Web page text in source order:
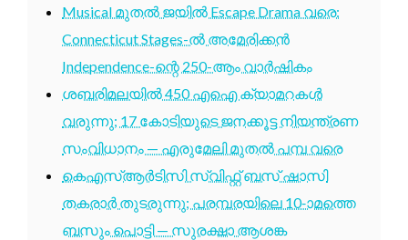
Musical മുതൽ ജയിൽ Escape Drama വരെ:
Connecticut Stages-ൽ അമേരിക്കൻ
Independence-ന്റെ 250-ആം വാർഷികം
ശബരിമലയിൽ 450 എഐ ക്യാമറകൾ
വരുന്നു; 17 കോടിയുടെ ജനക്കൂട്ട നിയന്ത്രണ
സംവിധാനം — എരുമേലി മുതൽ പമ്പ വരെ
കെഎസ്ആർടിസി സ്വിഫ്റ്റ് ബസ് ഷാസി
തകരാർ തുടരുന്നു; പരമ്പരയിലെ 10-ാമത്തെ
ബസും പൊട്ടി — സുരക്ഷാ ആശങ്ക